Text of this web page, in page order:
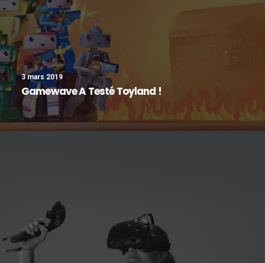
3 mars 2019
Gamewave A Testé Toyland !